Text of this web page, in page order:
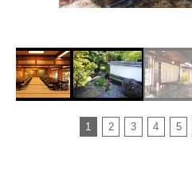
1 2 3 4 5